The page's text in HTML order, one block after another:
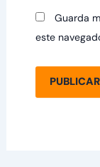
Guarda
este